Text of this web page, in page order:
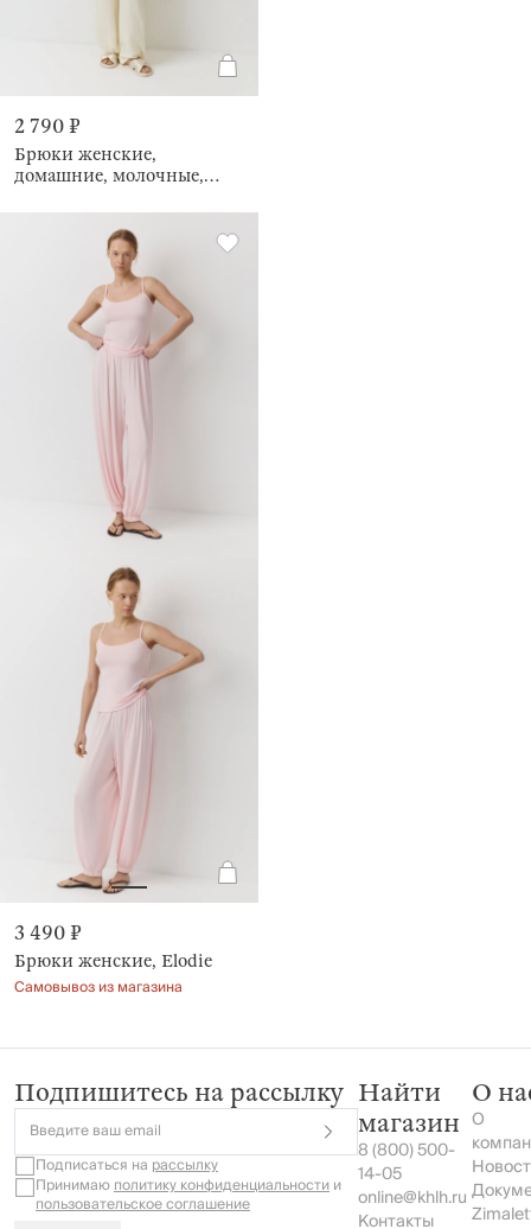
2 790 ₽
Брюки женские,
домашние, молочные,
3 490 ₽
Брюки женские, Elodie
Самовывоз из магазина
Подпишитесь на рассылку
Введите ваш email
Подписаться на рассылку
Принимаюполитику конфиденциальностии
пользовательское соглашение
Найти
магазин
8 (800) 500-
14-05
online@khlh.ru
Контакты
О
О